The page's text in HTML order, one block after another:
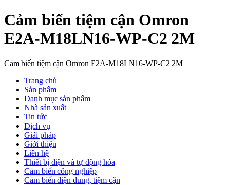
Cảm biến tiệm cận Omron
E2A-M18LN16-WP-C2 2M
Cảm biến tiệm cận Omron E2A-M18LN16-WP-C2 2M
Trang chủ
Sản phẩm
Danh mục sản phẩm
Nhà sản xuất
Tin tức
Dịch vụ
Giải pháp
Giới thiệu
Liên hệ
Thiết bị điện và tự động hóa
Cảm biến công nghiệp
Cảm biến điện dung, tiệm cận